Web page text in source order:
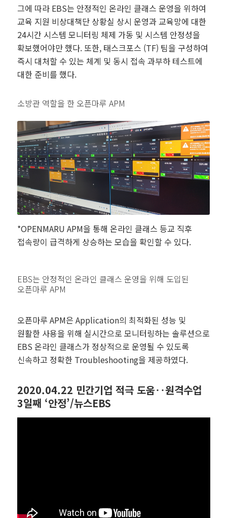
그에 따라 EBS는 안정적인 온라인 클래스 운영을 위하여
교육 지원 비상대책단 상황실 상시 운영과 교육망에 대한
24시간 시스템 모니터링 체제 가동 및 시스템 안정성을
확보했어야만 했다. 또한, 태스크포스 (TF) 팀을 구성하여
즉시 대처할 수 있는 체계 및 동시 접속 과부하 테스트에
대한 준비를 했다.
소방관 역할을 한 오픈마루 APM
*OPENMARU APM을 통해 온라인 클래스 등교 직후
접속량이 급격하게 상승하는 모습을 확인할 수 있다.
EBS는 안정적인 온라인 클래스 운영을 위해 도입된
오픈마루 APM
오픈마루 APM은 Application의 최적화된 성능 및
원활한 사용을 위해 실시간으로 모니터링하는 솔루션으로
EBS 온라인 클래스가 정상적으로 운영될 수 있도록
신속하고 정확한 Troubleshooting을 제공하였다.
2020.04.22 민간기업 적극 도움‥원격수업
3일째 ‘안정’/뉴스EBS